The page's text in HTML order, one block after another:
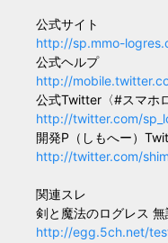
公式サイト
http://sp.mmo-
公式ヘルプ
http://
公式Twitter〈#スマホ
http://twitter.com/
開発P（しもへー）
http://twitter.com/
関連スレ
剣と魔法のログレス
http://egg.5ch.net/